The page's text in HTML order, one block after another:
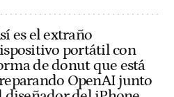
es el extraño
portátil con
de donut que está
OpenAI junto